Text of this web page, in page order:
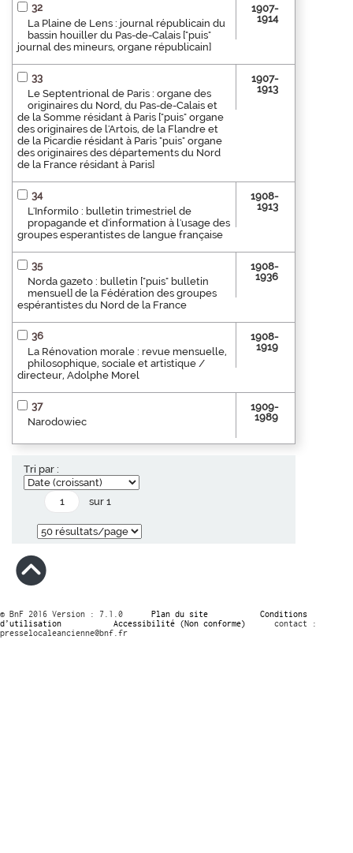
32
La Plaine de Lens : journal républicain du
bassin houiller du Pas-de-Calais ["puis"
journal des mineurs, organe républicain]
1907-
1914
33
Le Septentrional de Paris : organe des
originaires du Nord, du Pas-de-Calais et
de la Somme résidant à Paris ["puis" organe
des originaires de l'Artois, de la Flandre et
de la Picardie résidant à Paris "puis" organe
des originaires des départements du Nord
de la France résidant à Paris]
1907-
1913
34
L'Informilo : bulletin trimestriel de
propagande et d'information à l'usage des
groupes esperantistes de langue française
1908-
1913
35
Norda gazeto : bulletin ["puis" bulletin
mensuel] de la Fédération des groupes
espérantistes du Nord de la France
1908-
1936
36
La Rénovation morale : revue mensuelle,
philosophique, sociale et artistique /
directeur, Adolphe Morel
1908-
1919
37
Narodowiec
1909-
1989
Tri par :
sur 1
© BnF 2016 Version : 7.1.0 Plan du site
Conditions
d’utilisation
Accessibilité (Non conforme)
contact :
presselocaleancienne@bnf.fr